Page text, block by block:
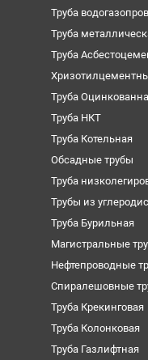
Труба
Труба
Труба
Труба
Труба НКТ
Труба Котельная
Обсадные трубы
Труба
Трубы из
Труба Бурильная
Магистральные
Нефтепроводные
Спиралешовные
Труба Крекинговая
Труба Колонковая
Труба Газлифтная